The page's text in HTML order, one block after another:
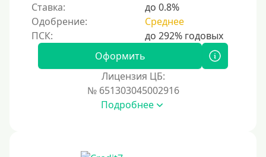
Ставка:
до 0.8%
Одобрение:
Среднее
Оформить
Лицензия ЦБ:
№ 651303045002916
Подробнее